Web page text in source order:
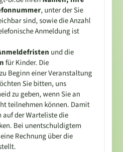
, unter der Sie
sind, sowie die Anzahl
Anmeldung ist
und die
für Kinder. Die
Beginn einer Veranstaltung
Sie bitten, uns
zu geben, wenn Sie an
teilnehmen können. Damit
auf der Warteliste die
Bei unentschuldigtem
Rechnung über die